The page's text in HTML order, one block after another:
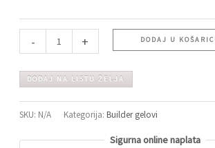
- + DODAJ U
DODAJ NA LISTU ŽELJA
SKU: N/A Kategorija: Builder gelovi
Sigurna online naplata